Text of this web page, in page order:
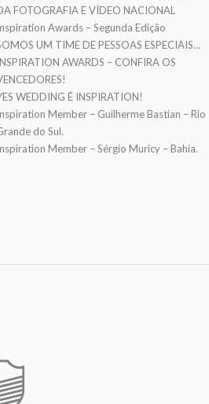
FOTOGRAFIA E VÍDEO NACIONAL
Awards – Segunda Edição
UM TIME DE PESSOAS ESPECIAIS…
AWARDS – CONFIRA OS
WEDDING É INSPIRATION!
Member – Guilherme Bastian – Rio
do Sul.
Member – Sérgio Muricy – Bahia.